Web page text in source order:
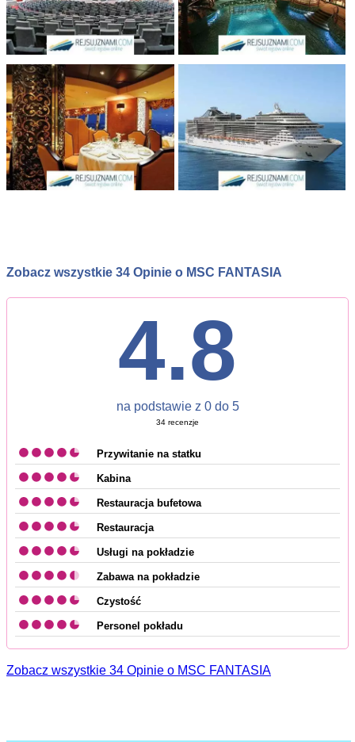
Zobacz wszystkie 34 Opinie o MSC FANTASIA
4.8
na podstawie z 0 do 5
34 recenzje
Przywitanie na statku
Kabina
Restauracja bufetowa
Restauracja
Usługi na pokładzie
Zabawa na pokładzie
Czystość
Personel pokładu
Zobacz wszystkie 34 Opinie o MSC FANTASIA